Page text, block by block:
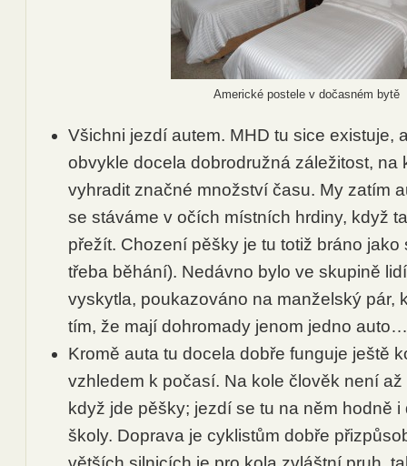
Americké postele v dočasném bytě
Všichni jezdí autem. MHD tu sice existuje,
obvykle docela dobrodružná záležitost, na
vyhradit značné množství času. My zatím
se stáváme v očích místních hrdiny, když
přežít. Chození pěšky je tu totiž bráno
třeba běhání). Nedávno bylo ve skupině
vyskytla, poukazováno na manželský pár,
tím, že mají dohromady jenom jedno
Kromě auta tu docela dobře funguje ještě
vzhledem k počasí. Na kole člověk není
když jde pěšky; jezdí se tu na něm hodně
školy. Doprava je cyklistům dobře